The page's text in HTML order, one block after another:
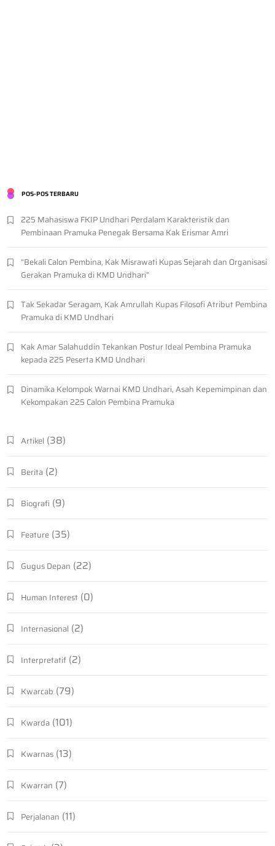
POS-POS TERBARU
225 Mahasiswa FKIP Undhari Perdalam Karakteristik dan
Pembinaan Pramuka Penegak Bersama Kak Erismar Amri
“Bekali Calon Pembina, Kak Misrawati Kupas Sejarah dan Organisasi
Gerakan Pramuka di KMD Undhari”
Tak Sekadar Seragam, Kak Amrullah Kupas Filosofi Atribut Pembina
Pramuka di KMD Undhari
Kak Amar Salahuddin Tekankan Postur Ideal Pembina Pramuka
kepada 225 Peserta KMD Undhari
Dinamika Kelompok Warnai KMD Undhari, Asah Kepemimpinan dan
Kekompakan 225 Calon Pembina Pramuka
Artikel (38)
Berita (2)
Biografi (9)
Feature (35)
Gugus Depan (22)
Human Interest (0)
Internasional (2)
Interpretatif (2)
Kwarcab (79)
Kwarda (101)
Kwarnas (13)
Kwarran (7)
Perjalanan (11)